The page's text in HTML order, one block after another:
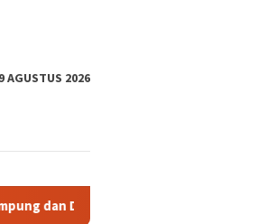
AGUSTUS 2026
Pelanggaran AD/ART